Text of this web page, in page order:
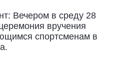
Вечером в среду 28
вручения
спортсменам в